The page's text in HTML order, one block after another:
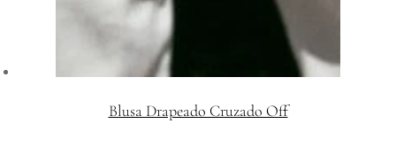
Blusa Drapeado Cruzado Off